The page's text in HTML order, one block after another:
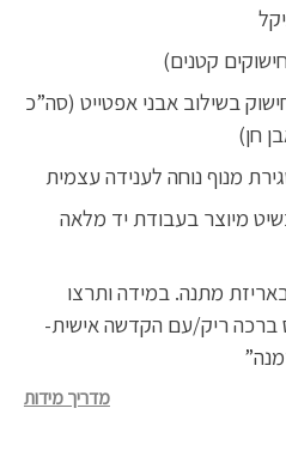
בשילוב אבני אפטייט (סה”כ
מנוף נוחה לענידה עצמית
מיוצר בעבודת יד מלאה
מתנה. במידה ותרצו
ברכה ריק/עם הקדשה אישית-
מדריך מידות